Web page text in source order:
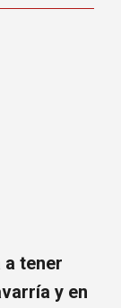
tener
y en